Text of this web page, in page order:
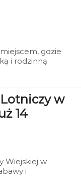
gdzie
i rodzinną
w
14
Wiejskiej w
i